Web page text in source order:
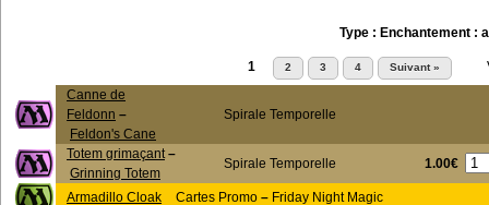
Type : Enchantement :
1 2 3 4 Suivant »
Canne de
Feldonn –
Feldon's Cane
Spirale Temporelle
Totem grimaçant –
Grinning Totem
Spirale Temporelle 1.00€
Armadillo Cloak Cartes Promo – Friday Night Magic